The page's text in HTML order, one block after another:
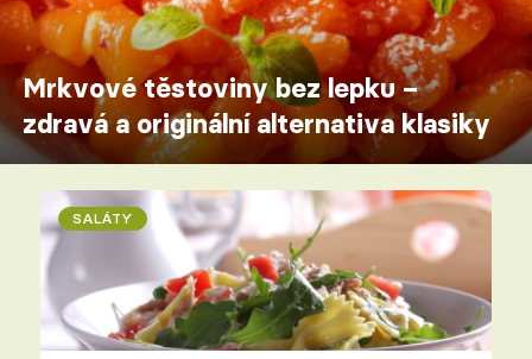
Mrkvové těstoviny bez lepku –
zdravá a originální alternativa klasiky
SALÁTY